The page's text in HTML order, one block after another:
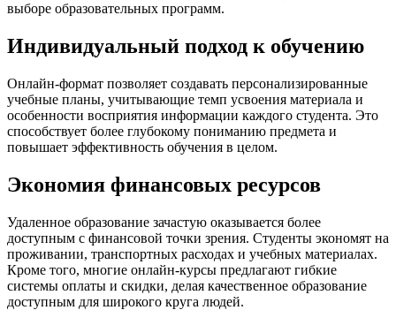
выборе образовательных программ.
Индивидуальный подход к обучению
Онлайн-формат позволяет создавать персонализированные
учебные планы, учитывающие темп усвоения материала и
особенности восприятия информации каждого студента. Это
способствует более глубокому пониманию предмета и
повышает эффективность обучения в целом.
Экономия финансовых ресурсов
Удаленное образование зачастую оказывается более
доступным с финансовой точки зрения. Студенты экономят на
проживании, транспортных расходах и учебных материалах.
Кроме того, многие онлайн-курсы предлагают гибкие
системы оплаты и скидки, делая качественное образование
доступным для широкого круга людей.